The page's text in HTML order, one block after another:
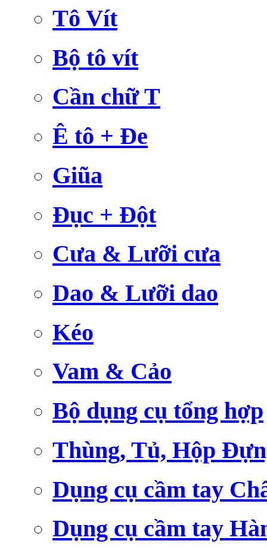
Tô Vít
Bộ tô vít
Cần chữ T
Ê tô + Đe
Giũa
Đục + Đột
Cưa & Lưỡi cưa
Dao & Lưỡi dao
Kéo
Vam & Cảo
Bộ dụng cụ tổng hợp
Thùng, Tủ, Hộp
Dụng cụ cầm tay
Dụng cụ cầm tay